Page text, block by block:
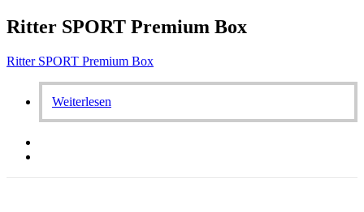
Ritter SPORT Premium Box
Ritter SPORT Premium Box
Weiterlesen